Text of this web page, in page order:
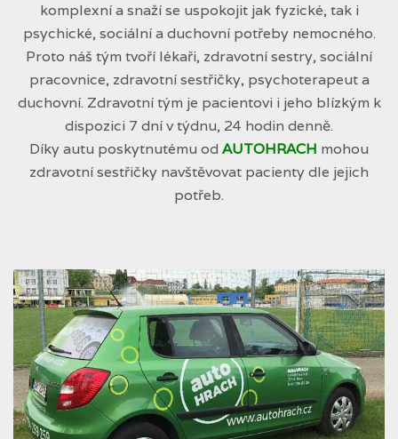
komplexní a snaží se uspokojit jak fyzické, tak i
psychické, sociální a duchovní potřeby nemocného.
Proto náš tým tvoří lékaři, zdravotní sestry, sociální
pracovnice, zdravotní sestřičky, psychoterapeut a
duchovní. Zdravotní tým je pacientovi i jeho blízkým k
dispozici 7 dní v týdnu, 24 hodin denně.
Díky autu poskytnutému od AUTOHRACH mohou
zdravotní sestřičky navštěvovat pacienty dle jejich
potřeb.